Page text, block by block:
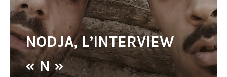
NODJA, L’INTERVIEW
« N »